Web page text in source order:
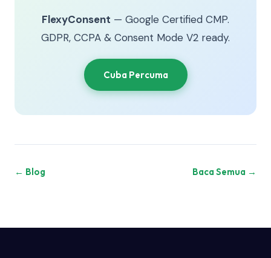
FlexyConsent — Google Certified CMP.
GDPR, CCPA & Consent Mode V2 ready.
Cuba Percuma
← Blog Baca Semua →